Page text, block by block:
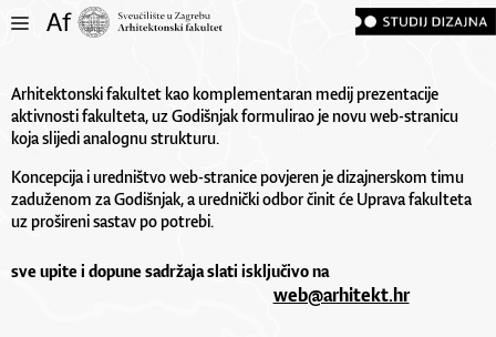
Arhitektonski fakultet kao komplementaran medij prezentacije
aktivnosti fakulteta, uz Godišnjak formulirao je novu web-stranicu
koja slijedi analognu strukturu.
Koncepcija i uredništvo web-stranice povjeren je dizajnerskom timu
zaduženom za Godišnjak, a urednički odbor činit će Uprava fakulteta
uz prošireni sastav po potrebi.
sve upite i dopune sadržaja slati isključivo na
web@arhitekt.hr